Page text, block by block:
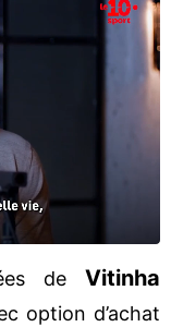
de Vitinha
option d’achat